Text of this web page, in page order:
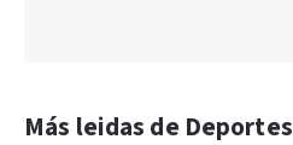
Más leidas de Deportes